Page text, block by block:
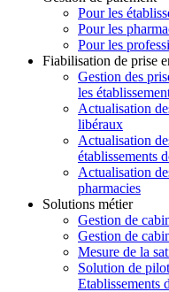
Pour les
Pour les
Pour les
Fiabilisation de prise
Gestion des
les
Actualisation
libéraux
Actualisation
établissements
Actualisation
pharmacies
Solutions métier
Gestion de
Gestion de
Mesure de la
Solution de
Etablissements